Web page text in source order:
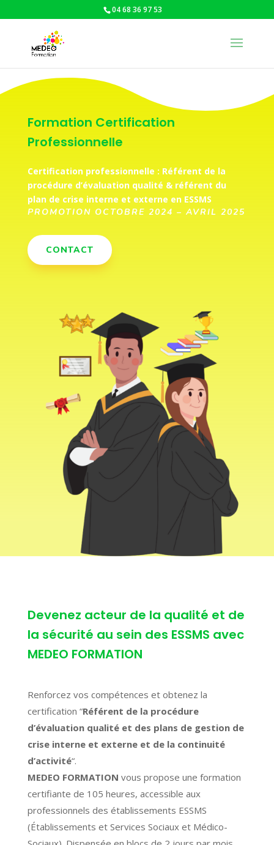
04 68 36 97 53
Formation Certification
Professionnelle
Certification professionnelle : Référent de la
procédure d’évaluation qualité & référent du
plan de crise interne et externe en ESSMS
PROMOTION OCTOBRE 2024 – AVRIL 2025
CONTACT
Devenez acteur de la qualité et de
la sécurité au sein des ESSMS avec
MEDEO FORMATION
Renforcez vos compétences et obtenez la
certification “Référent de la procédure
d’évaluation qualité et des plans de gestion de
crise interne et externe et de la continuité
d’activité“.
MEDEO FORMATION vous propose une formation
certifiante de 105 heures, accessible aux
professionnels des établissements ESSMS
(Établissements et Services Sociaux et Médico-